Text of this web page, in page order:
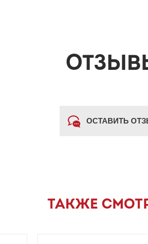
ОСТАВИТЬ
ТАКЖЕ